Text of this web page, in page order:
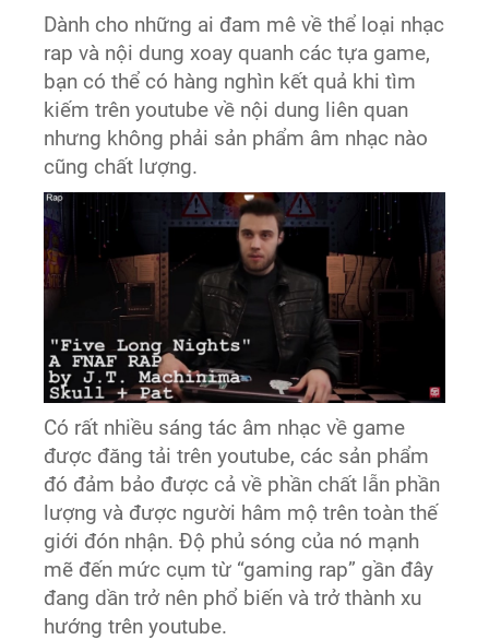
Dành cho những ai đam mê về thể loại nhạc
rap và nội dung xoay quanh các tựa game,
bạn có thể có hàng nghìn kết quả khi tìm
kiếm trên youtube về nội dung liên quan
nhưng không phải sản phẩm âm nhạc nào
cũng chất lượng.
Có rất nhiều sáng tác âm nhạc về game
được đăng tải trên youtube, các sản phẩm
đó đảm bảo được cả về phần chất lẫn phần
lượng và được người hâm mộ trên toàn thế
giới đón nhận. Độ phủ sóng của nó mạnh
mẽ đến mức cụm từ “gaming rap” gần đây
đang dần trở nên phổ biến và trở thành xu
hướng trên youtube.